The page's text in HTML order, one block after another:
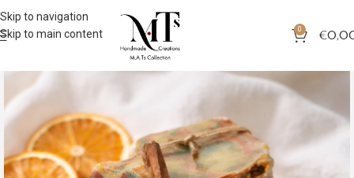
Skip to navigation
Skip to main content
0 €